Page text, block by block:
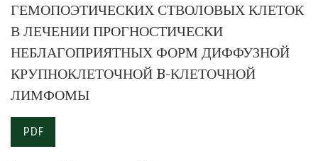
ГЕМОПОЭТИЧЕСКИХ СТВОЛОВЫХ КЛЕТОК
В ЛЕЧЕНИИ ПРОГНОСТИЧЕСКИ
НЕБЛАГОПРИЯТНЫХ ФОРМ ДИФФУЗНОЙ
КРУПНОКЛЕТОЧНОЙ B-КЛЕТОЧНОЙ
ЛИМФОМЫ
PDF